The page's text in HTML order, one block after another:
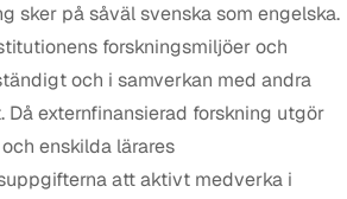
sker på såväl svenska som engelska.
forskningsmiljöer och
och i samverkan med andra
externfinansierad forskning utgör
enskilda lärares
att aktivt medverka i